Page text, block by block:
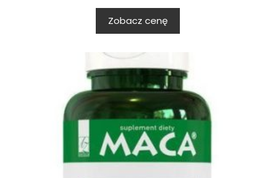
Zobacz cenę